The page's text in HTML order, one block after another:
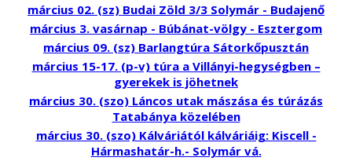
március 02. (sz) Budai Zöld 3/3 Solymár - Budajenő
március 3. vasárnap - Búbánat-völgy - Esztergom
március 09. (sz) Barlangtúra Sátorkőpusztán
március 15-17. (p-v) túra a Villányi-hegységben –
gyerekek is jöhetnek
március 30. (szo) Láncos utak mászása és túrázás
Tatabánya közelében
március 30. (szo) Kálváriától kálváriáig: Kiscell -
Hármashatár-h.- Solymár vá.